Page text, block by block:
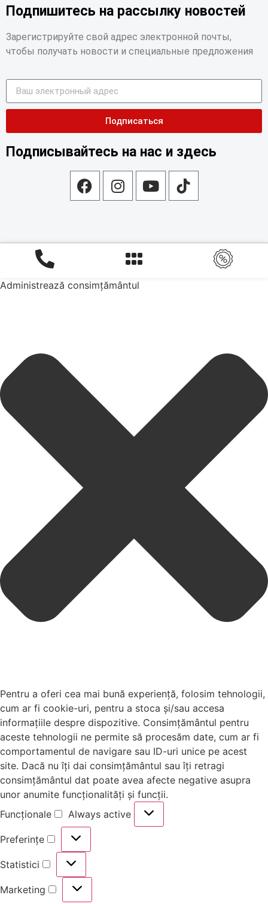
Подпишитесь на рассылку новостей
Зарегистрируйте свой адрес электронной почты,
чтобы получать новости и специальные предложения
Подписаться
Подписывайтесь на нас и здесь
Administrează consimțământul
Pentru a oferi cea mai bună experiență, folosim tehnologii,
cum ar fi cookie-uri, pentru a stoca și/sau accesa
informațiile despre dispozitive. Consimțământul pentru
aceste tehnologii ne permite să procesăm date, cum ar fi
comportamentul de navigare sau ID-uri unice pe acest
site. Dacă nu îți dai consimțământul sau îți retragi
consimțământul dat poate avea afecte negative asupra
unor anumite funcționalități și funcții.
Funcționale
Always active
Preferințe
Statistici
Marketing